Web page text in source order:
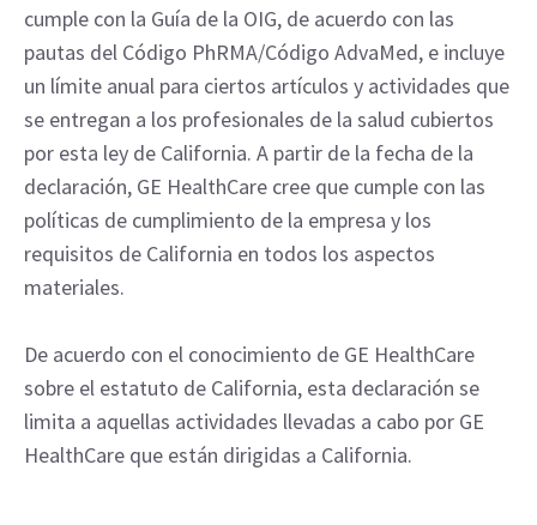
cumple con la Guía de la OIG, de acuerdo con las
pautas del Código PhRMA/Código AdvaMed, e incluye
un límite anual para ciertos artículos y actividades que
se entregan a los profesionales de la salud cubiertos
por esta ley de California. A partir de la fecha de la
declaración, GE HealthCare cree que cumple con las
políticas de cumplimiento de la empresa y los
requisitos de California en todos los aspectos
materiales.
De acuerdo con el conocimiento de GE HealthCare
sobre el estatuto de California, esta declaración se
limita a aquellas actividades llevadas a cabo por GE
HealthCare que están dirigidas a California.